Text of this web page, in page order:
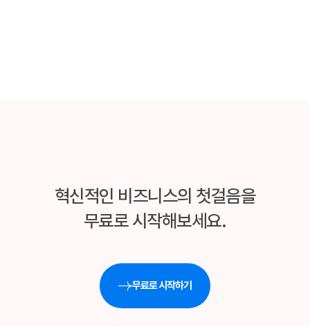
혁신적인 비즈니스의 첫걸음을
무료로 시작해보세요.
무료로 시작하기